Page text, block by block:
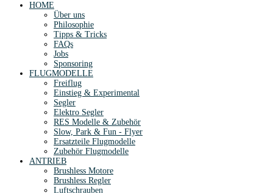
HOME
Über uns
Philosophie
Tipps & Tricks
FAQs
Jobs
Sponsoring
FLUGMODELLE
Freiflug
Einstieg & Experimental
Segler
Elektro Segler
RES Modelle & Zubehör
Slow, Park & Fun - Flyer
Ersatzteile Flugmodelle
Zubehör Flugmodelle
ANTRIEB
Brushless Motore
Brushless Regler
Luftschrauben